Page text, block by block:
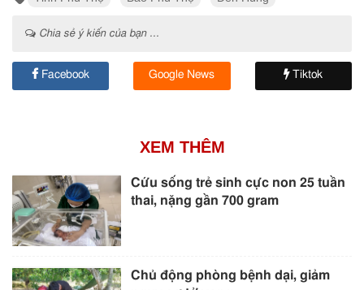
Chia sẻ ý kiến của bạn ...
Facebook Google News Tiktok
XEM THÊM
Cứu sống trẻ sinh cực non 25 tuần
thai, nặng gần 700 gram
Chủ động phòng bệnh dại, giảm